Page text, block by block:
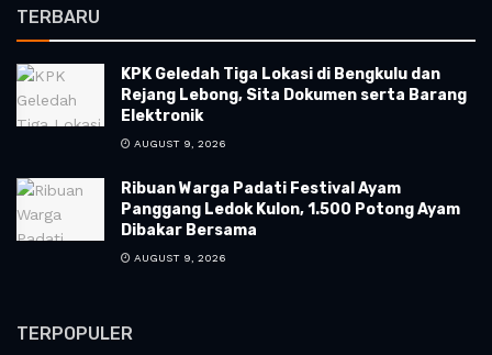
TERBARU
KPK Geledah Tiga Lokasi di Bengkulu dan
Rejang Lebong, Sita Dokumen serta Barang
Elektronik
AUGUST 9, 2026
Ribuan Warga Padati Festival Ayam
Panggang Ledok Kulon, 1.500 Potong Ayam
Dibakar Bersama
AUGUST 9, 2026
TERPOPULER